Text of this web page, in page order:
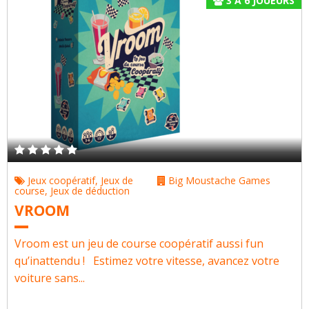
Jeux coopératif, Jeux de
course, Jeux de déduction
Big Moustache Games
VROOM
Vroom est un jeu de course coopératif aussi fun
qu’inattendu ! Estimez votre vitesse, avancez votre
voiture sans...